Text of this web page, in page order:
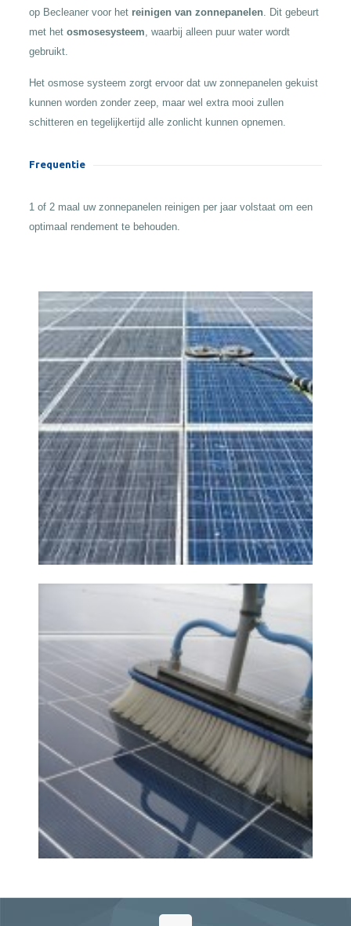
op Becleaner voor het reinigen van zonnepanelen. Dit gebeurt
met het osmosesysteem, waarbij alleen puur water wordt
gebruikt.
Het osmose systeem zorgt ervoor dat uw zonnepanelen gekuist
kunnen worden zonder zeep, maar wel extra mooi zullen
schitteren en tegelijkertijd alle zonlicht kunnen opnemen.
Frequentie
1 of 2 maal uw zonnepanelen reinigen per jaar volstaat om een
optimaal rendement te behouden.